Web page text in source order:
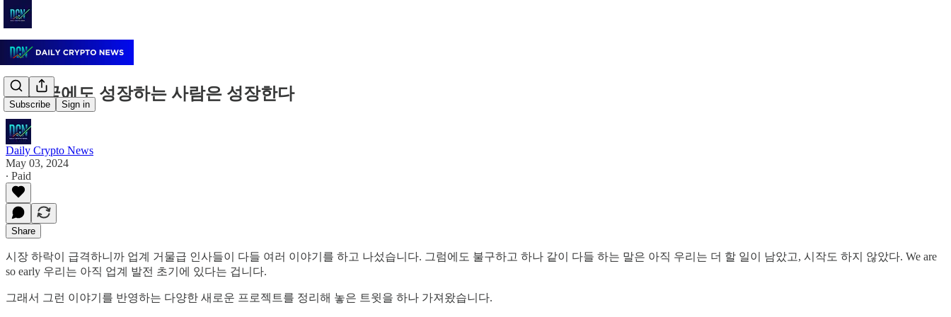
Subscribe Sign in
이 시국에도 성장하는 사람은 성장한다
Daily Crypto News
May 03, 2024
∙ Paid
Share
시장 하락이 급격하니까 업계 거물급 인사들이 다들 여러 이야기를 하고 나섰습니다. 그럼에도 불구하고 하나 같이 다들 하는 말은 아직 우리는 더 할 일이 남았고, 시작도 하지 않았다. We are
so early 우리는 아직 업계 발전 초기에 있다는 겁니다.
그래서 그런 이야기를 반영하는 다양한 새로운 프로젝트를 정리해 놓은 트윗을 하나 가져왔습니다.